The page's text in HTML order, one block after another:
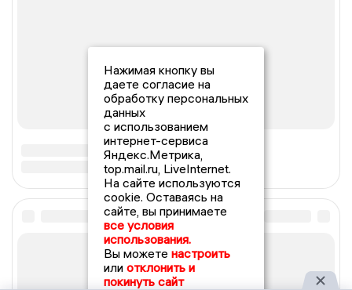
Нажимая кнопку вы
даете согласие на
обработку персональных
данных
с использованием
интернет-сервиса
Яндекс.Метрика,
top.mail.ru, LiveInternet.
На сайте используются
cookie. Оставаясь на
сайте, вы принимаете
все условия
использования.
Вы можете настроить
или отклонить и
покинуть сайт